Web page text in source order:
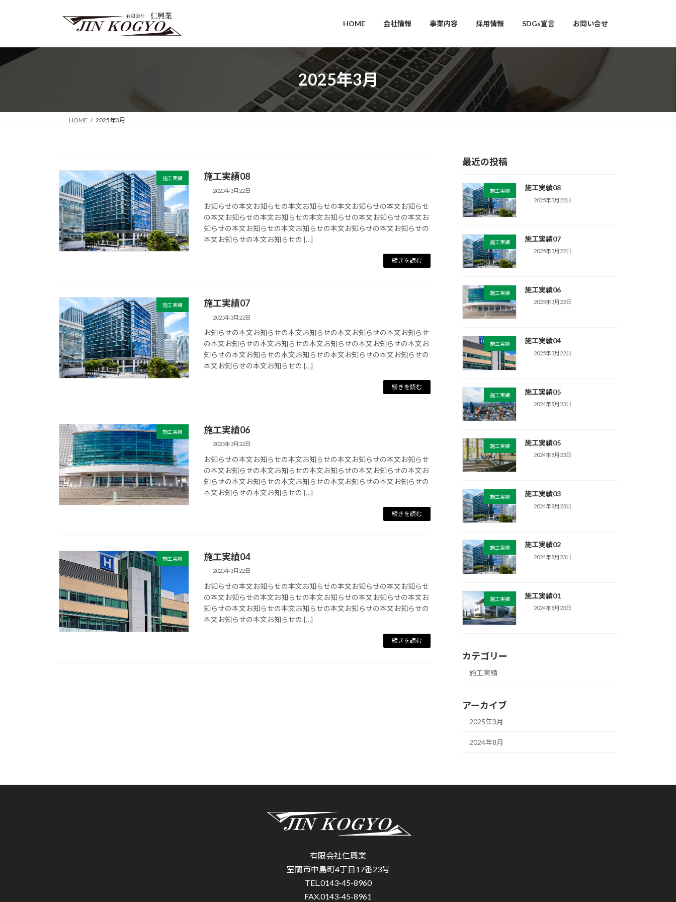
へ
プ
ョ
動
HOME 会社情報 事業内容 採用情報 SDGs宣言 お問い合せ
2025年3月
HOME 2025年3月
施工実績 施工実績08
2025年3月22日
お知らせの本文お知らせの本文お知らせの本文お知らせの本文お知らせ
の本文お知らせの本文お知らせの本文お知らせの本文お知らせの本文お
知らせの本文お知らせの本文お知らせの本文お知らせの本文お知らせの
本文お知らせの本文お知らせの […]
続きを読む
施工実績 施工実績07
2025年3月22日
お知らせの本文お知らせの本文お知らせの本文お知らせの本文お知らせ
の本文お知らせの本文お知らせの本文お知らせの本文お知らせの本文お
知らせの本文お知らせの本文お知らせの本文お知らせの本文お知らせの
本文お知らせの本文お知らせの […]
続きを読む
施工実績 施工実績06
2025年3月22日
お知らせの本文お知らせの本文お知らせの本文お知らせの本文お知らせ
の本文お知らせの本文お知らせの本文お知らせの本文お知らせの本文お
知らせの本文お知らせの本文お知らせの本文お知らせの本文お知らせの
本文お知らせの本文お知らせの […]
続きを読む
施工実績 施工実績04
2025年3月22日
お知らせの本文お知らせの本文お知らせの本文お知らせの本文お知らせ
の本文お知らせの本文お知らせの本文お知らせの本文お知らせの本文お
知らせの本文お知らせの本文お知らせの本文お知らせの本文お知らせの
本文お知らせの本文お知らせの […]
続きを読む
最近の投稿
施工実績 施工実績08
2025年3月22日
施工実績 施工実績07
2025年3月22日
施工実績 施工実績06
2025年3月22日
施工実績 施工実績04
2025年3月22日
施工実績 施工実績05
2024年8月23日
施工実績 施工実績05
2024年8月23日
施工実績 施工実績03
2024年8月23日
施工実績 施工実績02
2024年8月23日
施工実績 施工実績01
2024年8月23日
カテゴリー
施工実績
アーカイブ
2025年3月
2024年8月
有限会社仁興業
室蘭市中島町4丁目17番23号
TEL.0143-45-8960
FAX.0143-45-8961